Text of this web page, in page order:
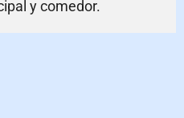
y comedor.